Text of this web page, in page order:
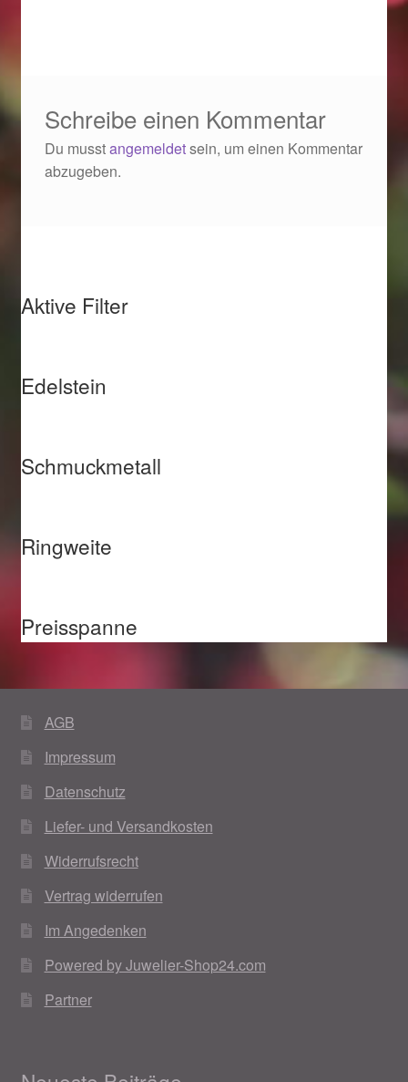
Schreibe einen Kommentar
Du musstangemeldetsein, um einen Kommentar
abzugeben.
Aktive Filter
Edelstein
Schmuckmetall
Ringweite
Preisspanne
AGB
Impressum
Datenschutz
Liefer- und Versandkosten
Widerrufsrecht
Vertrag widerrufen
Im Angedenken
Powered by Juwelier-Shop24.com
Partner